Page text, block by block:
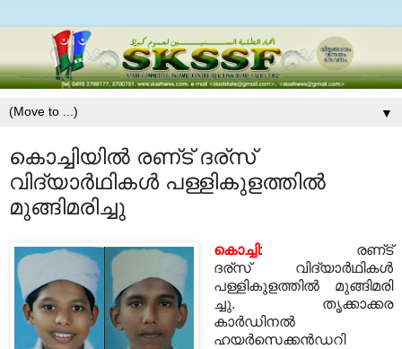
▼
കൊച്ചിയിൽ രണ്‌ട്‌ ദര്സ്
വിദ്യാര്‍ഥികള്‍ പള്ളികുളത്തില്‍
മുങ്ങിമരിച്ചു
കൊച്ചി: രണ്‌ട്‌
ദര്സ് വിദ്യാര്‍ഥികള്‍
പള്ളികുളത്തില്‍ മുങ്ങിമരി
ച്ചു. തൃക്കാക്കര
കാര്‍ഡിനല്‍
ഹയര്‍സെക്കന്‍ഡറി